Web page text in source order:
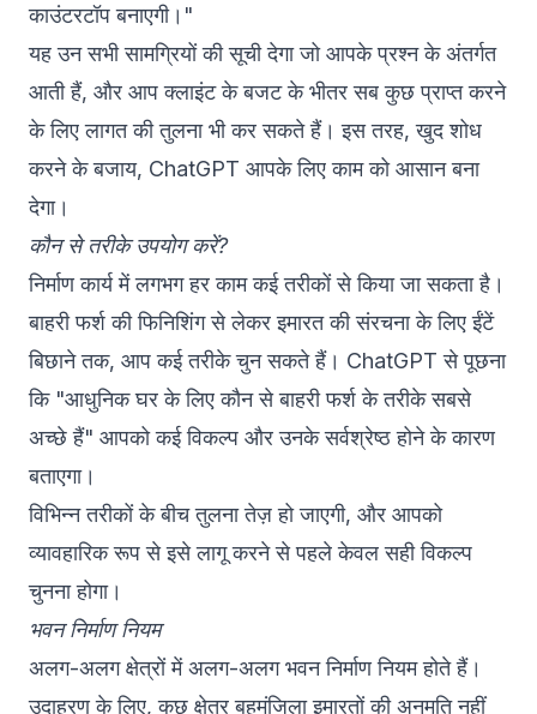
काउंटरटॉप बनाएगी।"
यह उन सभी सामग्रियों की सूची देगा जो आपके प्रश्न के अंतर्गत
आती हैं, और आप क्लाइंट के बजट के भीतर सब कुछ प्राप्त करने
के लिए लागत की तुलना भी कर सकते हैं। इस तरह, खुद शोध
करने के बजाय, ChatGPT आपके लिए काम को आसान बना
देगा।
कौन से तरीके उपयोग करें?
निर्माण कार्य में लगभग हर काम कई तरीकों से किया जा सकता है।
बाहरी फर्श की फिनिशिंग से लेकर इमारत की संरचना के लिए ईंटें
बिछाने तक, आप कई तरीके चुन सकते हैं। ChatGPT से पूछना
कि "आधुनिक घर के लिए कौन से बाहरी फर्श के तरीके सबसे
अच्छे हैं" आपको कई विकल्प और उनके सर्वश्रेष्ठ होने के कारण
बताएगा।
विभिन्न तरीकों के बीच तुलना तेज़ हो जाएगी, और आपको
व्यावहारिक रूप से इसे लागू करने से पहले केवल सही विकल्प
चुनना होगा।
भवन निर्माण नियम
अलग-अलग क्षेत्रों में अलग-अलग भवन निर्माण नियम होते हैं।
उदाहरण के लिए, कुछ क्षेत्र बहुमंजिला इमारतों की अनुमति नहीं